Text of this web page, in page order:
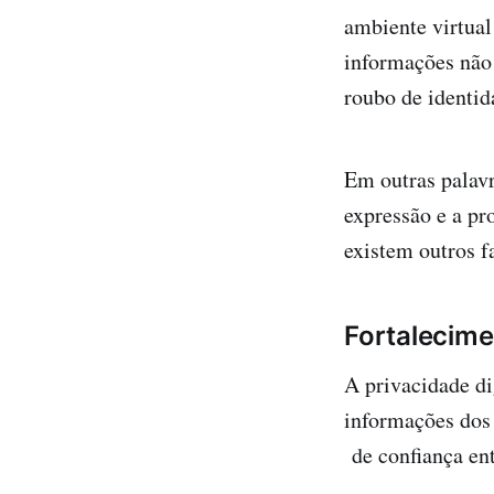
ambiente virtual
informações
roubo de
Em outras
expressão e a
existem outros
A privacidade
informações
de confiança